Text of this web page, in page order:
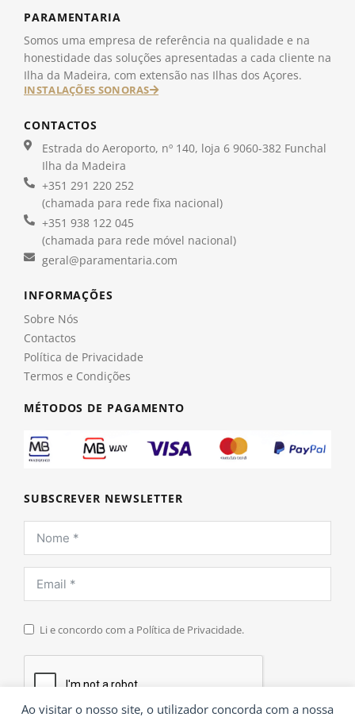
Ao visitar o nosso site, o utilizador concorda com a nossa
PARAMENTARIA
Somos uma empresa de referência na qualidade e na
honestidade das soluções apresentadas a cada cliente na
Ilha da Madeira, com extensão nas Ilhas dos Açores.
INSTALAÇÕES SONORAS
CONTACTOS
Estrada do Aeroporto, nº 140, loja 6 9060-382 Funchal
Ilha da Madeira
+351 291 220 252
(chamada para rede fixa nacional)
+351 938 122 045
(chamada para rede móvel nacional)
geral@paramentaria.com
INFORMAÇÕES
Sobre Nós
Contactos
Política de Privacidade
Termos e Condições
MÉTODOS DE PAGAMENTO
SUBSCREVER NEWSLETTER
Li e concordo com a Política de Privacidade.